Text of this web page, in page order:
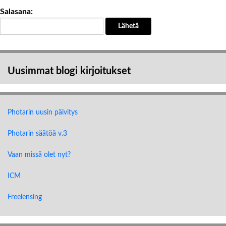
Salasana:
Uusimmat blogi kirjoitukset
Photarin uusin päivitys
Photarin säätöä v.3
Vaan missä olet nyt?
ICM
Freelensing